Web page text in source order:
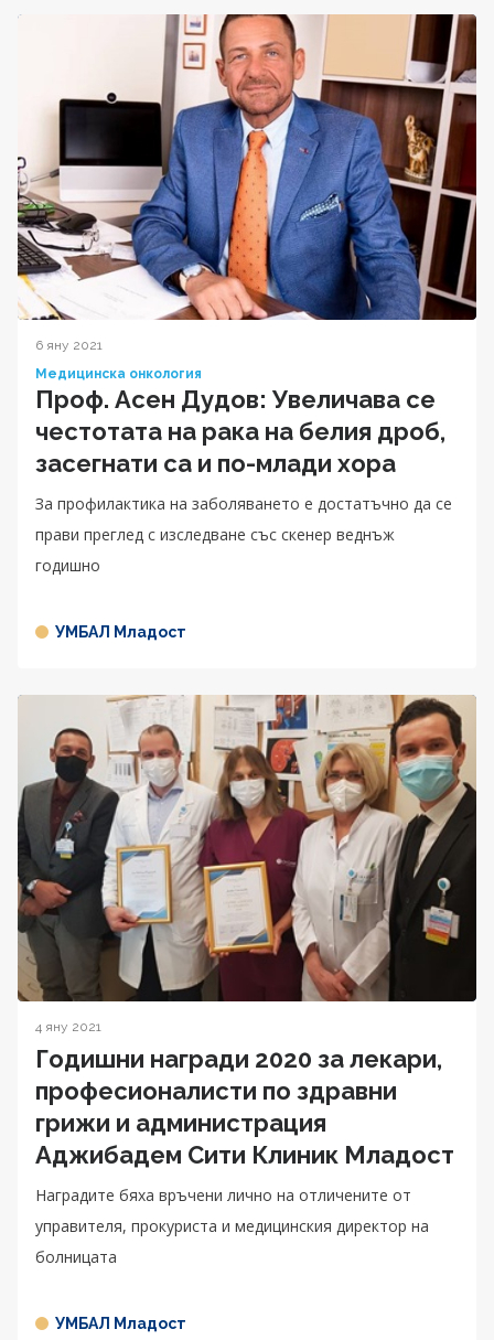
6 яну 2021
Медицинска онкология
Проф. Асен Дудов: Увеличава се
честотата на рака на белия дроб,
засегнати са и по-млади хора
За профилактика на заболяването е достатъчно да се
прави преглед с изследване със скенер веднъж
годишно
УМБАЛ Младост
4 яну 2021
Годишни награди 2020 за лекари,
професионалисти по здравни
грижи и администрация
Аджибадем Сити Клиник Младост
Наградите бяха връчени лично на отличените от
управителя, прокуриста и медицинския директор на
болницата
УМБАЛ Младост